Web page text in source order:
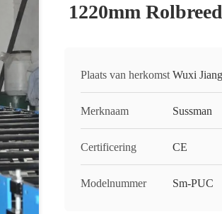
1220mm
Plaats van herkomst Wuxi
Merknaam Sussman
Certificering CE
Modelnummer Sm-PUC